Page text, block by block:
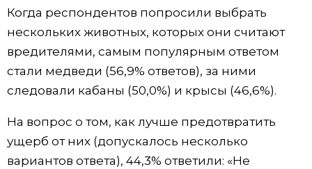
Когда респондентов попросили выбрать
нескольких животных, которых они считают
вредителями, самым популярным ответом
стали медведи (56,9% ответов), за ними
следовали кабаны (50,0%) и крысы (46,6%).
На вопрос о том, как лучше предотвратить
ущерб от них (допускалось несколько
вариантов ответа), 44,3% ответили: «Не